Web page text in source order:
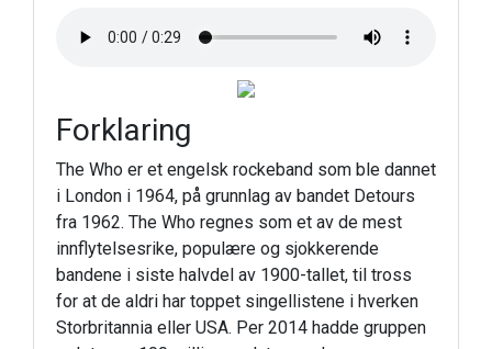
Forklaring
The Who er et engelsk rockeband som ble dannet
i London i 1964, på grunnlag av bandet Detours
fra 1962. The Who regnes som et av de mest
innflytelsesrike, populære og sjokkerende
bandene i siste halvdel av 1900-tallet, til tross
for at de aldri har toppet singellistene i hverken
Storbritannia eller USA. Per 2014 hadde gruppen